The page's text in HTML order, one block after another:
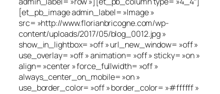
[et_pb_image admin_label= »Image »
src= »http://www.florianbricogne.com/wp-
content/uploads/2017/05/blog_0012.jpg »
show_in_lightbox= »off » url_new_window= »off »
use_overlay= »off » animation= »off » sticky= »on »
align= »center » force_fullwidth= »off »
always_center_on_mobile= »on »
use_border_color= »off » border_color= »#ffffff »